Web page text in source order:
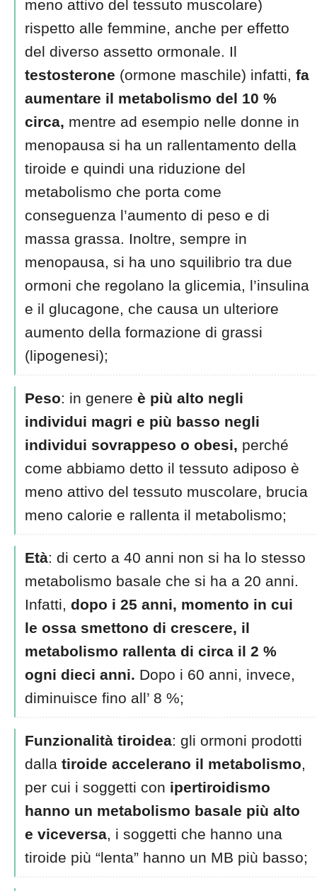
meno attivo del tessuto muscolare)
rispetto alle femmine, anche per effetto
del diverso assetto ormonale. Il
testosterone (ormone maschile) infatti, fa
aumentare il metabolismo del 10 %
circa, mentre ad esempio nelle donne in
menopausa si ha un rallentamento della
tiroide e quindi una riduzione del
metabolismo che porta come
conseguenza l’aumento di peso e di
massa grassa. Inoltre, sempre in
menopausa, si ha uno squilibrio tra due
ormoni che regolano la glicemia, l’insulina
e il glucagone, che causa un ulteriore
aumento della formazione di grassi
(lipogenesi);
Peso: in genere è più alto negli
individui magri e più basso negli
individui sovrappeso o obesi, perché
come abbiamo detto il tessuto adiposo è
meno attivo del tessuto muscolare, brucia
meno calorie e rallenta il metabolismo;
Età: di certo a 40 anni non si ha lo stesso
metabolismo basale che si ha a 20 anni.
Infatti, dopo i 25 anni, momento in cui
le ossa smettono di crescere, il
metabolismo rallenta di circa il 2 %
ogni dieci anni. Dopo i 60 anni, invece,
diminuisce fino all’ 8 %;
Funzionalità tiroidea: gli ormoni prodotti
dallatiroide accelerano il metabolismo,
per cui i soggetti con ipertiroidismo
hanno un metabolismo basale più alto
e viceversa, i soggetti che hanno una
tiroide più “lenta” hanno un MB più basso;